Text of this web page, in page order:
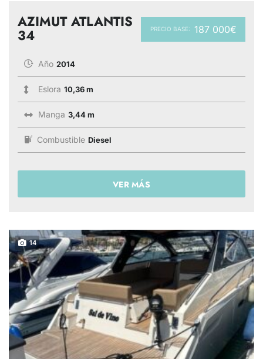
PRECIO BASE: 187 000€
AZIMUT ATLANTIS
34
Año 2014
Eslora 10,36 m
Manga 3,44 m
Combustible Diesel
VER MÁS
14